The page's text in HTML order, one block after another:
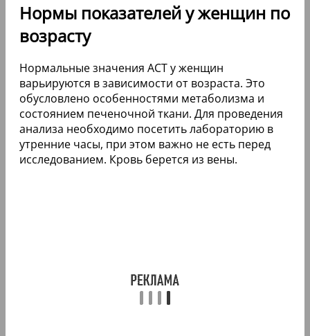
Нормы показателей у женщин по
возрасту
Нормальные значения АСТ у женщин
варьируются в зависимости от возраста. Это
обусловлено особенностями метаболизма и
состоянием печеночной ткани. Для проведения
анализа необходимо посетить лабораторию в
утренние часы, при этом важно не есть перед
исследованием. Кровь берется из вены.